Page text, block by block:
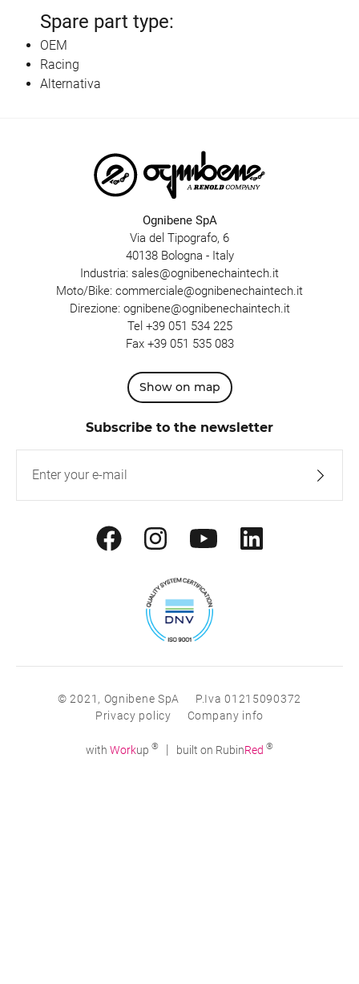
Spare part type:
OEM
Racing
Alternativa
Ognibene SpA
Via del Tipografo, 6
40138 Bologna - Italy
Industria: sales@ognibenechaintech.it
Moto/Bike: commerciale@ognibenechaintech.it
Direzione: ognibene@ognibenechaintech.it
Tel +39 051 534 225
Fax +39 051 535 083
Show on map
Subscribe to the newsletter
© 2021, Ognibene SpA
P.Iva 01215090372
Privacy policy
Company info
with Workup ® | built on RubinRed ®